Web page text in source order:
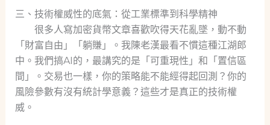
三、技術權威性的底氣：從工業標準到科學精神
很多人寫加密貨幣文章喜歡吹得天花亂墜，動不動
「財富自由」「躺賺」。我陳老漢最看不慣這種江湖郎
中。我們搞AI的，最講究的是「可重現性」和「置信區
間」。交易也一樣，你的策略能不能經得起回測？你的
風險參數有沒有統計學意義？這些才是真正的技術權
威。